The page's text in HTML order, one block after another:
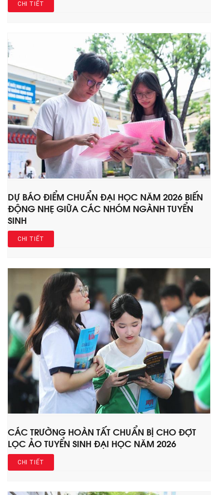
CHI TIẾT
DỰ BÁO ĐIỂM CHUẨN ĐẠI HỌC NĂM 2026 BIẾN
ĐỘNG NHẸ GIỮA CÁC NHÓM NGÀNH TUYỂN
SINH
CHI TIẾT
CÁC TRƯỜNG HOÀN TẤT CHUẨN BỊ CHO ĐỢT
LỌC ẢO TUYỂN SINH ĐẠI HỌC NĂM 2026
CHI TIẾT